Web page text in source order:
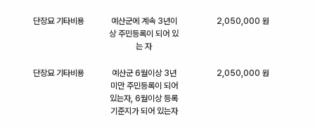
단장묘 기타비용
예산군에 계속 3년이
상 주민등록이 되어 있
는 자
2,050,000 원
단장묘 기타비용
예산군 6월이상 3년
미만 주민등록이 되어
있는자, 6월이상 등록
기준지가 되어 있는자
2,050,000 원